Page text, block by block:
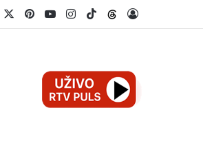
FacebookPinterestYouTubeInstagram
TikTokThreads